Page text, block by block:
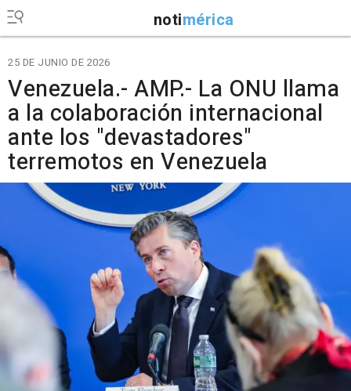
notimérica
25 DE JUNIO DE 2026
Venezuela.- AMP.- La ONU llama
a la colaboración internacional
ante los "devastadores"
terremotos en Venezuela